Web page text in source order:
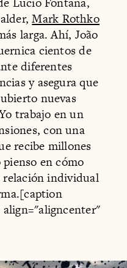
Mark Rothko
larga. Ahí, João
cientos de
diferentes
y asegura que
nuevas
trabajo en un
con una
recibe millones
en cómo
individual